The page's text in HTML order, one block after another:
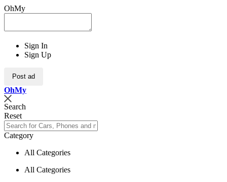
OhMy
Sign In
Sign Up
Post ad
OhMy
Search
Reset
Category
All Categories
All Categories